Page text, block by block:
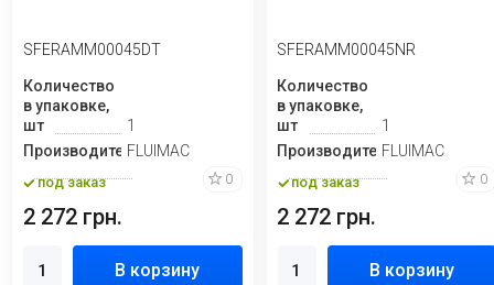
SFERAMM00045DT
Количество
в упаковке,
шт
1
ПроизводительFLUIMAC
под заказ 0
2 272 грн.
В корзину
SFERAMM00045NR
Количество
в упаковке,
шт
1
ПроизводительFLUIMAC
под заказ 0
2 272 грн.
В корзину